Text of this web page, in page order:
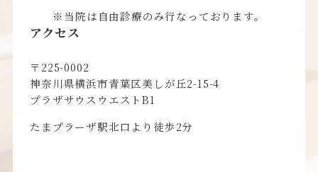
※当院は自由診療のみ行なっております。
アクセス
〒225-0002
神奈川県横浜市青葉区美しが丘2-15-4
プラザサウスウエストB1
たまプラーザ駅北口より徒歩2分